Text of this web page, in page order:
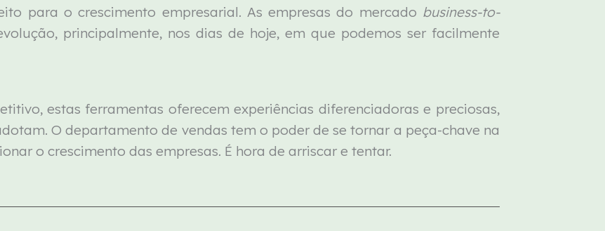
para o crescimento empresarial. As empresas do mercado business-to-
principalmente, nos dias de hoje, em que podemos ser facilmente
estas ferramentas oferecem experiências diferenciadoras e preciosas,
O departamento de vendas tem o poder de se tornar a peça-chave na
o crescimento das empresas. É hora de arriscar e tentar.